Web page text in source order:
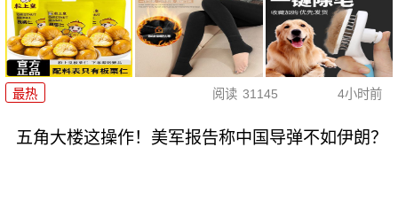
最热 阅读 31145 4小时前
五角大楼这操作！美军报告称中国导弹不如伊朗？